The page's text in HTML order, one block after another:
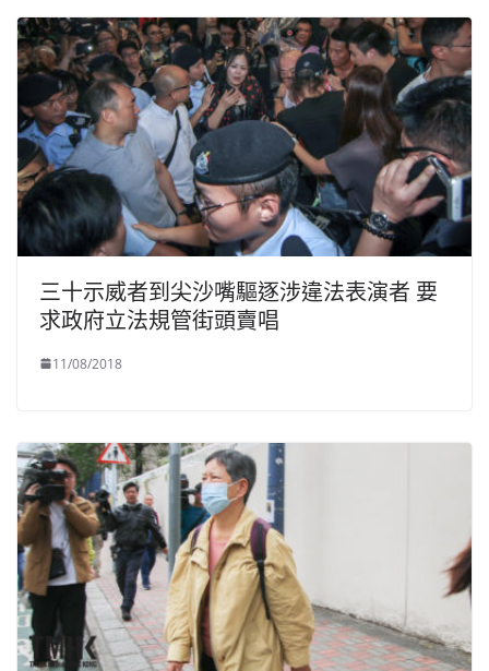
三十示威者到尖沙嘴驅逐涉違法表演者 要
求政府立法規管街頭賣唱
11/08/2018